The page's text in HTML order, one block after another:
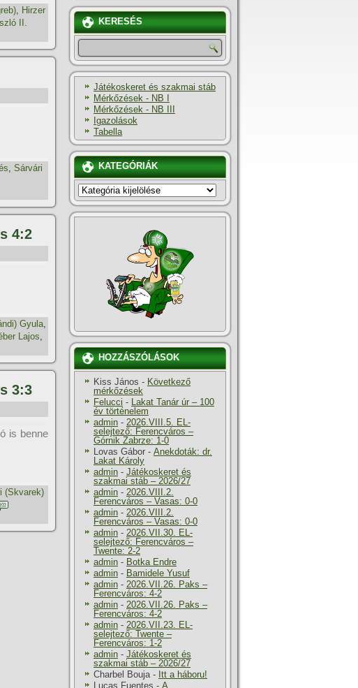
, Hirzer
II.
, Sárvári
4:2
Gyula,
Lajos,
3:3
is benne
(Skvarek)
KERESÉS
Játékoskeret és szakmai stáb
Mérkőzések - NB I
Mérkőzések - NB III
Igazolások
Tabella
KATEGÓRIÁK
KATEGÓRIÁK
HOZZÁSZÓLÁSOK
Kiss János - Következő
mérkőzések
Felucci - Lakat Tanár úr – 100
év történelem
admin - 2026.VIII.5. EL-
selejtező: Ferencváros –
Górnik Zabrze: 1-0
Lovas Gábor - Anekdoták: dr.
Lakat Károly
admin - Játékoskeret és
szakmai stáb – 2026/27
admin - 2026.VIII.2.
Ferencváros – Vasas: 0-0
admin - 2026.VIII.2.
Ferencváros – Vasas: 0-0
admin - 2026.VII.30. EL-
selejtező: Ferencváros –
Twente: 2-2
admin - Botka Endre
admin - Bamidele Yusuf
admin - 2026.VII.26. Paks –
Ferencváros: 4-2
admin - 2026.VII.26. Paks –
Ferencváros: 4-2
admin - 2026.VII.23. EL-
selejtező: Twente –
Ferencváros: 1-2
admin - Játékoskeret és
szakmai stáb – 2026/27
Charbel Bouja- Itt a háboru!
Lucas Fuentes - A